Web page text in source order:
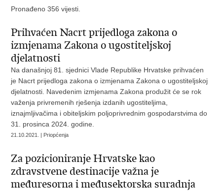
Pronađeno 356 vijesti.
Prihvaćen Nacrt prijedloga zakona o
izmjenama Zakona o ugostiteljskoj
djelatnosti
Na današnjoj 81. sjednici Vlade Republike Hrvatske prihvaćen
je Nacrt prijedloga zakona o izmjenama Zakona o ugostiteljskoj
djelatnosti. Navedenim izmjenama Zakona produžit će se rok
važenja privremenih rješenja izdanih ugostiteljima,
iznajmljivačima i obiteljskim poljoprivrednim gospodarstvima do
31. prosinca 2024. godine.
21.10.2021. | Priopćenja
Za pozicioniranje Hrvatske kao
zdravstvene destinacije važna je
međuresorna i međusektorska suradnja